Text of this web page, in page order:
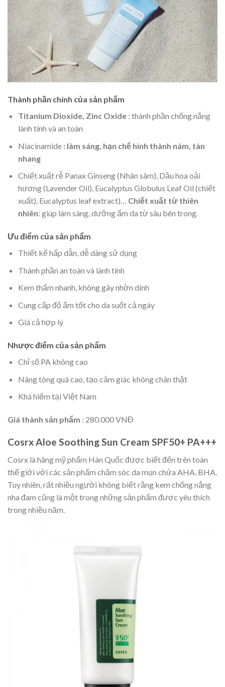
Thành phần chính của sản phẩm
Titanium Dioxide, Zinc Oxide: thành phần chống nắng
lành tính và an toàn
Niacinamide: làm sáng, hạn chế hình thành nám, tàn
nhang
Chiết xuất rễ Panax Ginseng (Nhân sâm), Dầu hoa oải
hương (Lavender Oil), Eucalyptus Globulus Leaf Oil (chiết
xuất). Eucalyptus leaf extract)… Chiết xuất từ thiên
nhiên: giúp làm sáng, dưỡng ẩm da từ sâu bên trong.
Ưu điểm của sản phẩm
Thiết kế hấp dẫn, dễ dàng sử dụng
Thành phần an toàn và lành tính
Kem thấm nhanh, không gây nhờn dính
Cung cấp độ ẩm tốt cho da suốt cả ngày
Giá cả hợp lý
Nhược điểm của sản phẩm
Chỉ số PA không cao
Nâng tông quá cao, tạo cảm giác không chân thật
Khá hiếm tại Việt Nam
Giá thành sản phẩm : 280.000 VNĐ
Cosrx Aloe Soothing Sun Cream SPF50+ PA+++
Cosrx là hãng mỹ phẩm Hàn Quốc được biết đến trên toàn
thế giới với các sản phẩm chăm sóc da mụn chứa AHA, BHA.
Tuy nhiên, rất nhiều người không biết rằng kem chống nắng
nha đam cũng là một trong những sản phẩm được yêu thích
trong nhiều năm.